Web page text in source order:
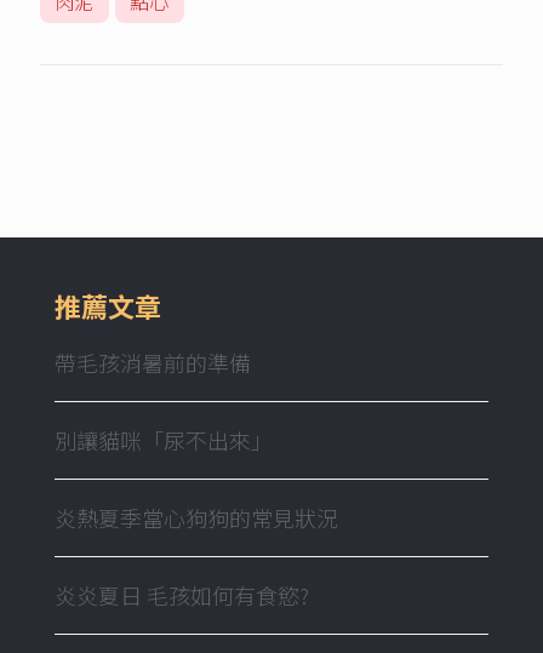
推薦文章
帶毛孩消暑前的準備
別讓貓咪「尿不出來」
炎熱夏季當心狗狗的常見狀況
炎炎夏日 毛孩如何有食慾?